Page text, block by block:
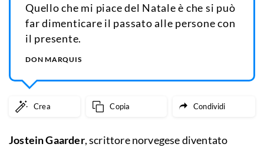
Quello che mi piace del Natale è che si può
far dimenticare il passato alle persone con
il presente.
DON MARQUIS
Crea Copia Condividi
Jostein Gaarder, scrittore norvegese diventato